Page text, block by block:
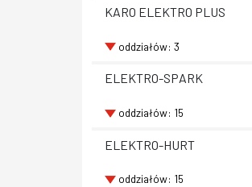
KARO ELEKTRO PLUS
oddziałów: 3
ELEKTRO-SPARK
oddziałów: 15
ELEKTRO-HURT
oddziałów: 15